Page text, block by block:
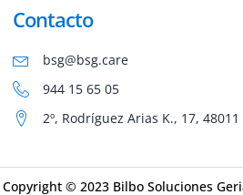
Contacto
bsg@bsg.care
944 15 65 05
2º, Rodríguez Arias K., 17,
Copyright © 2023 Bilbo Soluciones